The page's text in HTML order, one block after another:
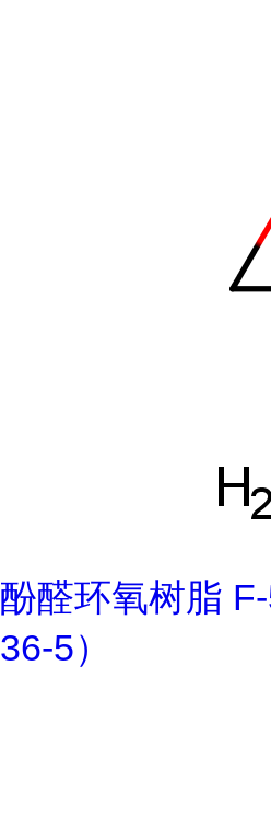
酚醛环氧树脂
36-5）